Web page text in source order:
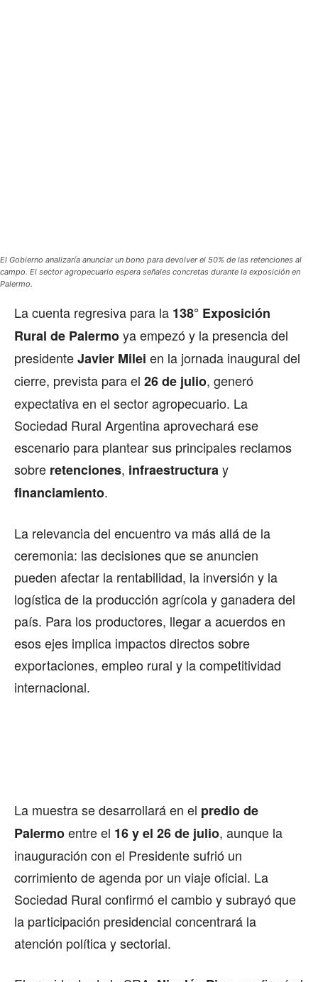
El Gobierno analizaría anunciar un bono para devolver el 50% de las retenciones al
campo. El sector agropecuario espera señales concretas durante la exposición en
Palermo.
La cuenta regresiva para la 138° Exposición
Rural de Palermoya empezó y la presencia del
presidenteJavier Milei en la jornada inaugural del
cierre, prevista para el 26 de julio, generó
expectativa en el sector agropecuario. La
Sociedad Rural Argentina aprovechará ese
escenario para plantear sus principales reclamos
sobre retenciones, infraestructuray
financiamiento.
La relevancia del encuentro va más allá de la
ceremonia: las decisiones que se anuncien
pueden afectar la rentabilidad, la inversión y la
logística de la producción agrícola y ganadera del
país. Para los productores, llegar a acuerdos en
esos ejes implica impactos directos sobre
exportaciones, empleo rural y la competitividad
internacional.
La muestra se desarrollará en el predio de
Palermoentre el 16 y el 26 de julio, aunque la
inauguración con el Presidente sufrió un
corrimiento de agenda por un viaje oficial. La
Sociedad Rural confirmó el cambio y subrayó que
la participación presidencial concentrará la
atención política y sectorial.